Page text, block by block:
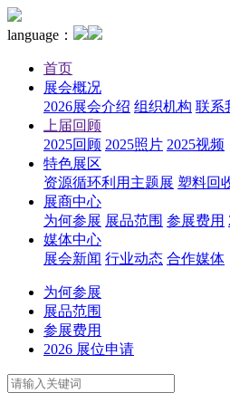
language：
首页
展会概况
2026展会介绍 组织机构 联系
上届回顾
2025回顾 2025照片 2025视频
特色展区
资源循环利用主题展 塑料回
展商中心
为何参展 展品范围 参展费用
媒体中心
展会新闻 行业动态 合作媒体
为何参展
展品范围
参展费用
2026 展位申请